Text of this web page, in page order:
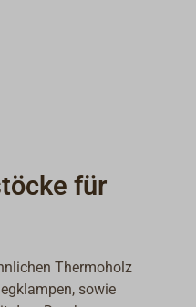
für
Thermoholz
sowie